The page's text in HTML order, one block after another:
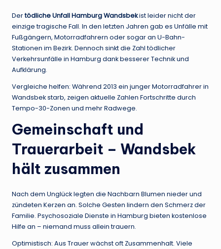
Dertödliche Unfall Hamburg Wandsbekist leider nicht der
einzige tragische Fall. In den letzten Jahren gab es Unfälle mit
Fußgängern, Motorradfahrern oder sogar an U-Bahn-
Stationen im Bezirk. Dennoch sinkt die Zahl tödlicher
Verkehrsunfälle in Hamburg dank besserer Technik und
Aufklärung.
Vergleiche helfen: Während 2013 ein junger Motorradfahrer in
Wandsbek starb, zeigen aktuelle Zahlen Fortschritte durch
Tempo-30-Zonen und mehr Radwege.
Gemeinschaft und
Trauerarbeit – Wandsbek
hält zusammen
Nach dem Unglück legten die Nachbarn Blumen nieder und
zündeten Kerzen an. Solche Gesten lindern den Schmerz der
Familie. Psychosoziale Dienste in Hamburg bieten kostenlose
Hilfe an – niemand muss allein trauern.
Optimistisch: Aus Trauer wächst oft Zusammenhalt. Viele